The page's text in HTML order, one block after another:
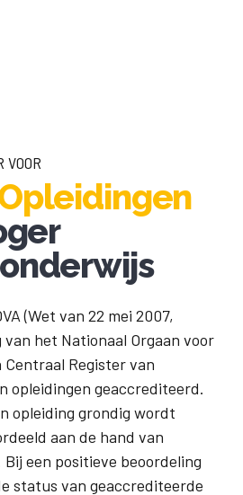
(Wet van 22 mei 2007,
het Nationaal Orgaan voor
Register van
opleidingen geaccrediteerd.
opleiding grondig wordt
aan de hand van
een positieve beoordeling
status van geaccrediteerde